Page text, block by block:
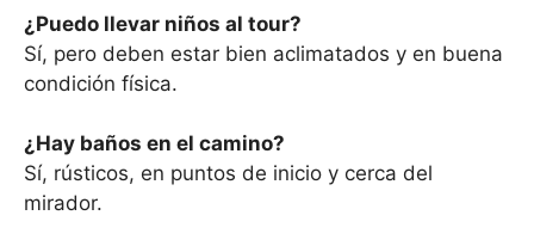
¿Puedo llevar niños al tour?
Sí, pero deben estar bien aclimatados y en buena
condición física.
¿Hay baños en el camino?
Sí, rústicos, en puntos de inicio y cerca del
mirador.